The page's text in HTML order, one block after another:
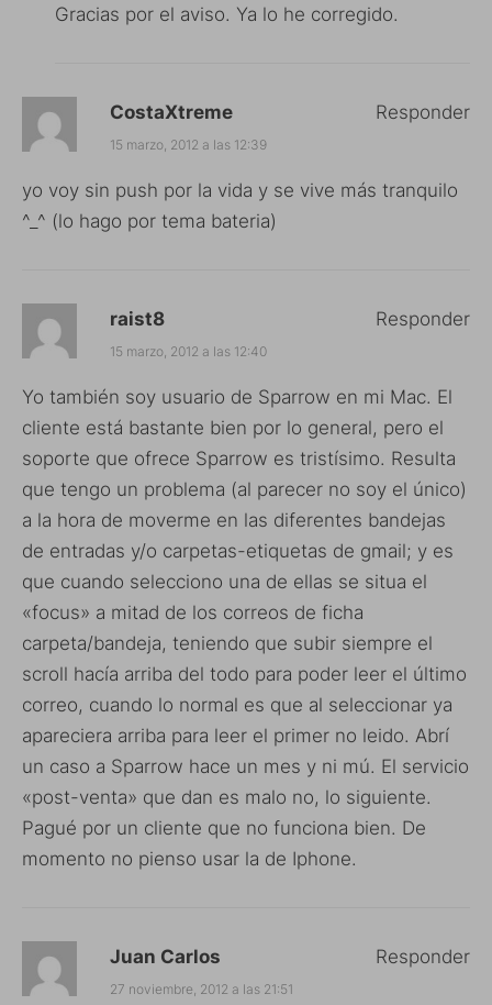
Gracias por el aviso. Ya lo he corregido.
CostaXtreme
15 marzo, 2012 a las 12:39
yo voy sin push por la vida y se vive más tranquilo
^_^ (lo hago por tema bateria)
Responder
raist8
15 marzo, 2012 a las 12:40
Yo también soy usuario de Sparrow en mi Mac. El
cliente está bastante bien por lo general, pero el
soporte que ofrece Sparrow es tristísimo. Resulta
que tengo un problema (al parecer no soy el único)
a la hora de moverme en las diferentes bandejas
de entradas y/o carpetas-etiquetas de gmail; y es
que cuando selecciono una de ellas se situa el
«focus» a mitad de los correos de ficha
carpeta/bandeja, teniendo que subir siempre el
scroll hacía arriba del todo para poder leer el último
correo, cuando lo normal es que al seleccionar ya
apareciera arriba para leer el primer no leido. Abrí
un caso a Sparrow hace un mes y ni mú. El servicio
«post-venta» que dan es malo no, lo siguiente.
Pagué por un cliente que no funciona bien. De
momento no pienso usar la de Iphone.
Responder
Juan Carlos
27 noviembre, 2012 a las 21:51
Responder